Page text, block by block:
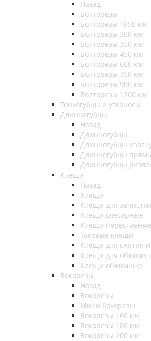
Назад
Болторезы
Болторезы 1050 мм
Болторезы 300 мм
Болторезы 350 мм
Болторезы 450 мм
Болторезы 600 мм
Болторезы 750 мм
Болторезы 900 мм
Болторезы 1200 мм
Тонкогубцы и утконосы
Длинногубцы
Назад
Длинногубцы
Длинногубцы
Длинногубцы
Длинногубцы
Клещи
Назад
Клещи
Клещи для
Клещи слесарные
Клещи переставные
Токовые клещи
Клещи для снятия
Клещи для обжима
Клещи обжимные
Бокорезы
Назад
Бокорезы
Мини бокорезы
Бокорезы 160 мм
Бокорезы 180 мм
Бокорезы 200 мм